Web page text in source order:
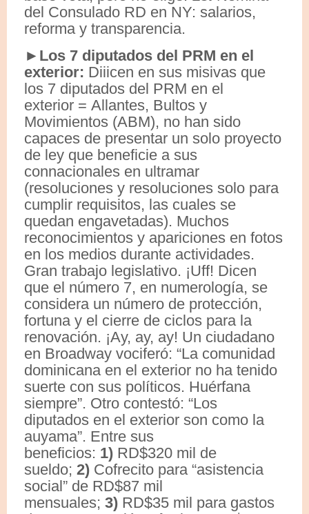
del Consulado RD en NY: salarios,
reforma y transparencia.
►Los 7 diputados del PRM en el
exterior: Diiicen en sus misivas que
los 7 diputados del PRM en el
exterior = Allantes, Bultos y
Movimientos (ABM), no han sido
capaces de presentar un solo proyecto
de ley que beneficie a sus
connacionales en ultramar
(resoluciones y resoluciones solo para
cumplir requisitos, las cuales se
quedan engavetadas). Muchos
reconocimientos y apariciones en fotos
en los medios durante actividades.
Gran trabajo legislativo. ¡Uff! Dicen
que el número 7, en numerología, se
considera un número de protección,
fortuna y el cierre de ciclos para la
renovación. ¡Ay, ay, ay! Un ciudadano
en Broadway vociferó: “La comunidad
dominicana en el exterior no ha tenido
suerte con sus políticos. Huérfana
siempre”. Otro contestó: “Los
diputados en el exterior son como la
auyama”. Entre sus
beneficios: 1) RD$320 mil de
sueldo; 2) Cofrecito para “asistencia
social” de RD$87 mil
mensuales; 3) RD$35 mil para gastos